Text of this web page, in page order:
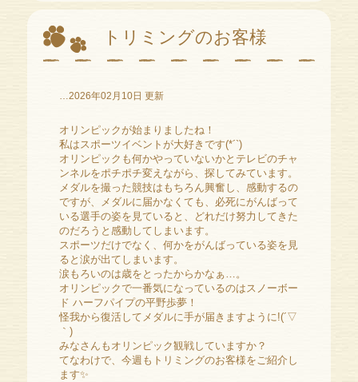
トリミングのお客様
…2026年02月10日 更新
オリンピックが始まりましたね！
私はスポーツイベントが大好きです(*´`)
オリンピックも何かやっていないかとテレビのチャ
ンネルをポチポチ変えながら、探してみています。
メダルを撮った競技はもちろん興奮し、感動するの
ですが、メダルに届かなくても、必死にがんばって
いる選手の姿を見ていると、どれだけ努力してきた
のだろうと感動してしまいます。
スポーツだけでなく、何かをがんばっている姿を見
ると涙が出てしまいます。
涙もろいのは歳をとったからかなぁ…。
オリンピックで一番気になっているのはスノーボー
ド ハーフパイプの平野歩夢！
怪我から復活してメダルに手が届きますように!(´▽
｀)
みなさんもオリンピック観戦していますか？
てなわけで、今週もトリミングのお客様をご紹介し
ます✨️